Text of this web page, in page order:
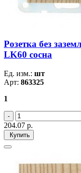
Розетка без
LK60 сосна
Ед. изм.: шт
Арт: 863325
1
204.07 р.
Купить